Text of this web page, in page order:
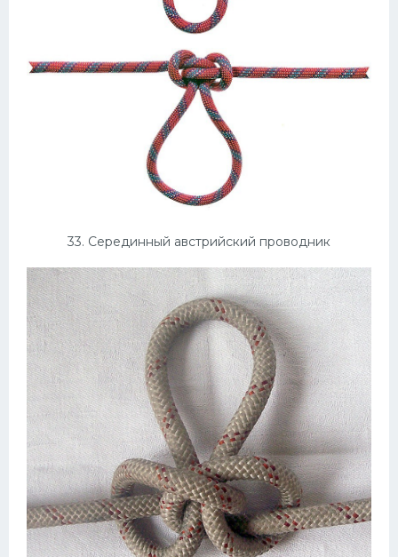
33. Серединный австрийский проводник